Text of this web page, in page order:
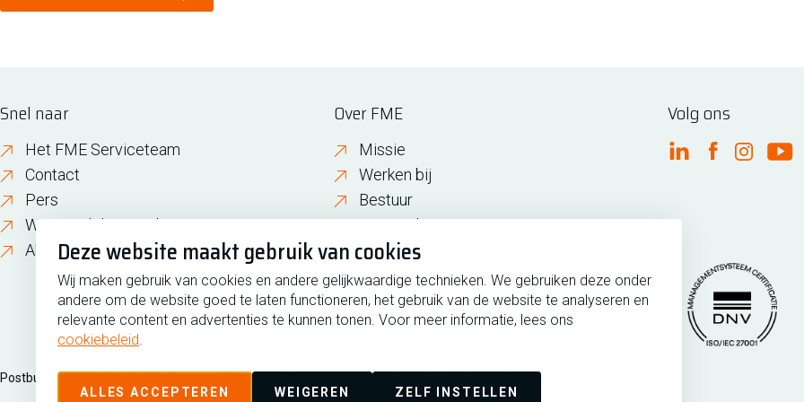
Deze website maakt gebruik van cookies
Wij maken gebruik van cookies en andere gelijkwaardige technieken. We gebruiken deze onder
andere om de website goed te laten functioneren, het gebruik van de website te analyseren en
relevante content en advertenties te kunnen tonen. Voor meer informatie, lees ons
cookiebeleid.
ALLES ACCEPTEREN WEIGEREN ZELF INSTELLEN
Snel naar
Het FME Serviceteam
Contact
Pers
Wijzigen lidmaatschap
About FME
Over FME
Missie
Werken bij
Bestuur
FME in de regio
Geschiedenis
Volg ons
FME Linkedin
FMEFME
Postbus 190, 2700 AD Zoetermeer Zilverstraat 69, 2718 RP Zoetermeer Copyright 2026 @ FME